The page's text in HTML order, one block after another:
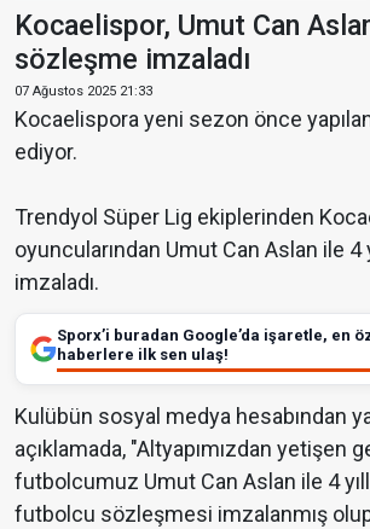
Kocaelispor, Umut Can
sözleşme imzaladı
07 Ağustos 2025 21:33
Kocaelispora yeni sezon önce
ediyor.
Trendyol Süper Lig ekiplerinden
oyuncularından Umut Can Aslan ile 4
imzaladı.
Sporx’i buradan Google’da işaretle, en
haberlere ilk sen ulaş!
Kulübün sosyal medya hesabından
açıklamada, "Altyapımızdan yetişen
futbolcumuz Umut Can Aslan ile 4
futbolcu sözleşmesi imzalanmış